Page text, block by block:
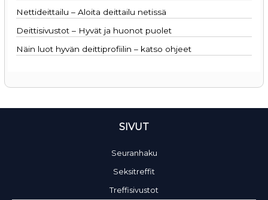
Nettideittailu – Aloita deittailu netissä
Deittisivustot – Hyvät ja huonot puolet
Näin luot hyvän deittiprofiilin – katso ohjeet
SIVUT
Seuranhaku
Seksitreffit
Treffisivustot